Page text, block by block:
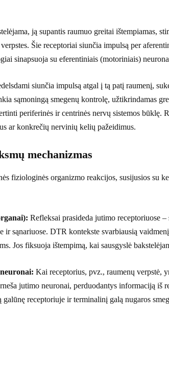
ją supantis raumuo greitai ištempiamas,
Šie receptoriai siunčia impulsą per
sinapsuoja su eferentiniais (motoriniais)
siunčia impulsą atgal į tą patį raumenį,
sąmoningą smegenų kontrolę, užtikrindamas
periferinės ir centrinės nervų sistemos būklę.
ar konkrečių nervinių kelių pažeidimus.
mechanizmas
fiziologinės organizmo reakcijos, susijusios su
Refleksai prasideda jutimo receptoriuose
ir sąnariuose. DTR kontekste svarbiausią
Jos fiksuoja ištempimą, kai sausgyslė
Kai receptorius, pvz., raumenų verpstė,
jutimo neuronai, perduodantys informaciją iš
receptoriuje ir terminalinį galą nugaros